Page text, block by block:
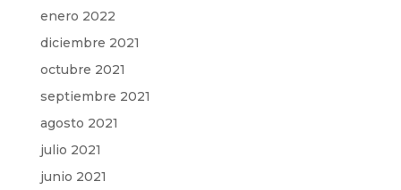
enero 2022
diciembre 2021
octubre 2021
septiembre 2021
agosto 2021
julio 2021
junio 2021